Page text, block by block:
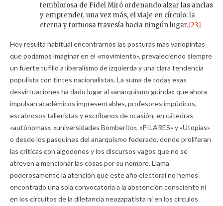
temblorosa de Fidel Miró ordenando alzar las anclas
y emprender, una vez más, el viaje en círculo: la
eterna y tortuosa travesía hacia ningún lugar.[23]
Hoy resulta habitual encontrarnos las posturas más variopintas
que podamos imaginar en el «movimiento», prevaleciendo siempre
un fuerte tufillo a liberalismo de izquierda y una clara tendencia
populista con tintes nacionalistas. La suma de todas esas
desvirtuaciones ha dado lugar al «anarquismo guinda» que ahora
impulsan académicos impresentables, profesores impúdicos,
escabrosos talleristas y escribanos de ocasión, en cátedras
«autónomas», «universidades Bomberito», «PILARES» y «Utopías»
o desde los pasquines del anarquismo federado, donde proliferan
las críticas con algodones y los discursos vagos que no se
atreven a mencionar las cosas por su nombre. Llama
poderosamente la atención que este año electoral no hemos
encontrado una sola convocatoria a la abstención consciente ni
en los circuitos de la diletancia neozapatista ni en los círculos